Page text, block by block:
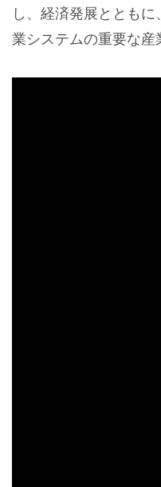
し、経済発展ととも
業システムの重要な産